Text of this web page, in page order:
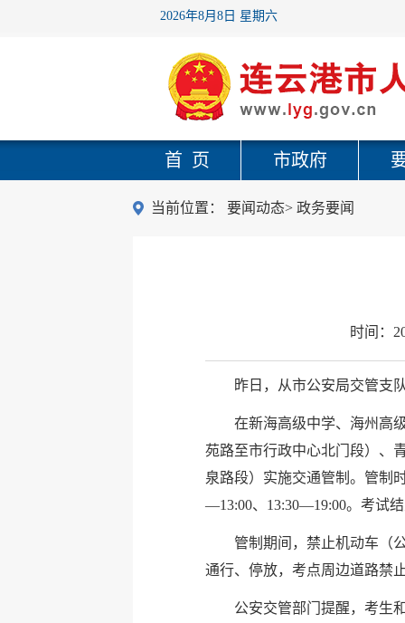
2026年8月8日 星期六
首 页 市政府
当前位置： 要闻动态> 政务要闻
时间：
昨日，从市公安局交管支
在新海高级中学、海州高
苑路至市行政中心北门段）、
泉路段）实施交通管制。管制
—13:00、13:30—19:00。考试
管制期间，禁止机动车（
通行、停放，考点周边道路禁
公安交管部门提醒，考生